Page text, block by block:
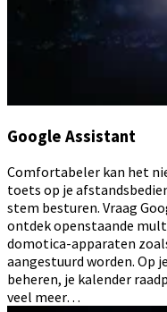
Google Assistant
Comfortabeler kan het
toets op je
stem besturen. Vraag
ontdek openstaande
domotica-apparaten
aangestuurd worden. Op
beheren, je kalender
veel meer…